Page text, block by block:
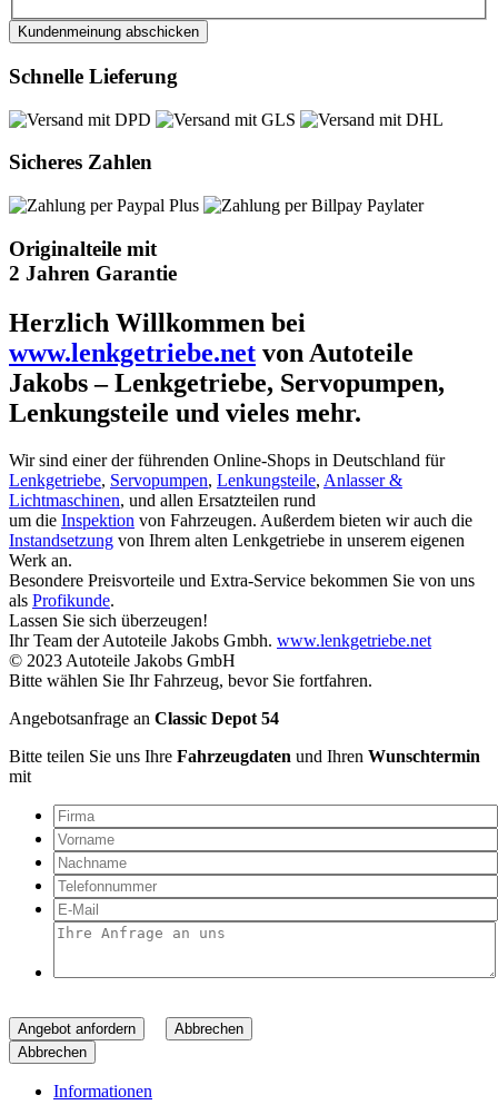
Kundenmeinung abschicken
Schnelle Lieferung
Sicheres Zahlen
Originalteile mit
2 Jahren Garantie
Herzlich Willkommen bei
www.lenkgetriebe.net von Autoteile
Jakobs – Lenkgetriebe, Servopumpen,
Lenkungsteile und vieles mehr.
Wir sind einer der führenden Online-Shops in Deutschland für
Lenkgetriebe, Servopumpen, Lenkungsteile, Anlasser &
Lichtmaschinen, und allen Ersatzteilen rund
um die Inspektion von Fahrzeugen. Außerdem bieten wir auch die
Instandsetzung von Ihrem alten Lenkgetriebe in unserem eigenen
Werk an.
Besondere Preisvorteile und Extra-Service bekommen Sie von uns
als Profikunde.
Lassen Sie sich überzeugen!
Ihr Team der Autoteile Jakobs Gmbh. www.lenkgetriebe.net
© 2023 Autoteile Jakobs GmbH
Bitte wählen Sie Ihr Fahrzeug, bevor Sie fortfahren.
Angebotsanfrage an Classic Depot 54
Bitte teilen Sie uns Ihre Fahrzeugdaten und Ihren Wunschtermin
mit
Angebot anfordern
Abbrechen
Abbrechen
Informationen